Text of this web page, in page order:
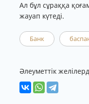
Ал бұл сұраққа
жауап күтеді.
Банк
Әлеуметтік